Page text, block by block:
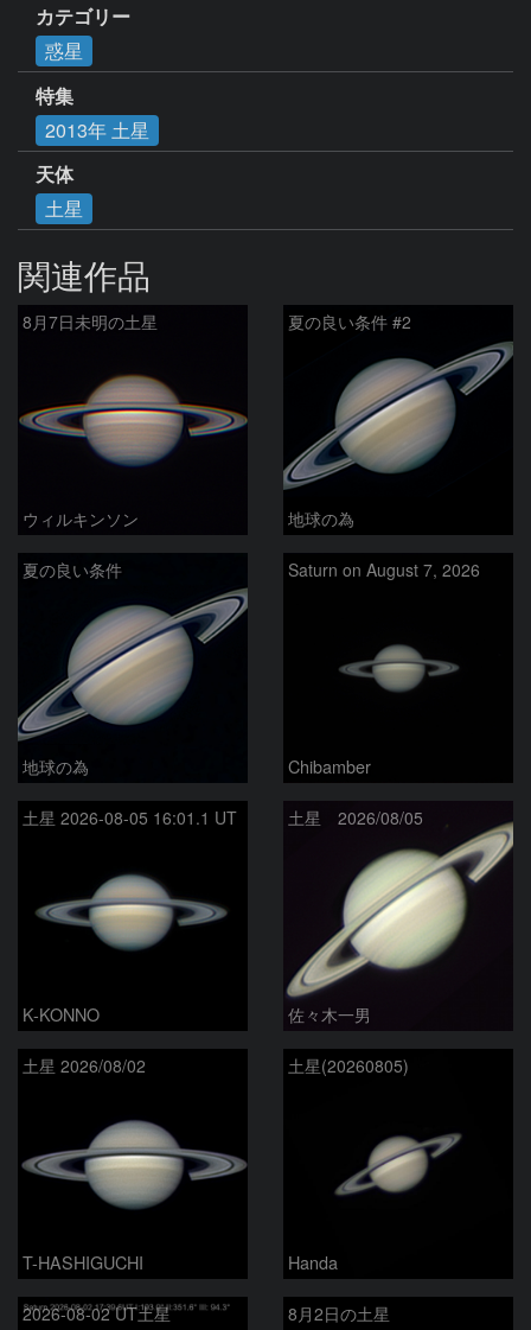
カテゴリー
惑星
特集
2013年 土星
天体
土星
関連作品
8月7日未明の土星
ウィルキンソン
夏の良い条件 #2
地球の為
夏の良い条件
地球の為
Saturn on August 7, 2026
Chibamber
土星 2026-08-05 16:01.1 UT
K-KONNO
土星 2026/08/05
佐々木一男
土星 2026/08/02
T-HASHIGUCHI
土星(20260805)
Handa
2026-08-02 UT土星 8月2日の土星